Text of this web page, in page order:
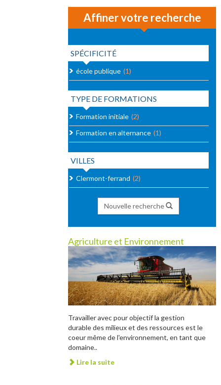
Affiner votre recherche
SPÉCIFICITÉ
école publique (1)
TYPE DE FORMATIONS
Formation initiale (2)
Formation en alternance (1)
VILLES
Clermont-ferrand (2)
Nouvelle recherche
Agriculture et Environnement
Travailler avec pour objectif la gestion
durable des milieux et des ressources est le
coeur même de l'environnement, en tant que
domaine..
Lire la suite